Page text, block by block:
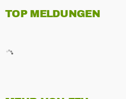
TOP MELDUNGEN